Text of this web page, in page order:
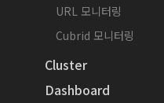
URL 모니터링
Cubrid 모니터링
Cluster
Dashboard